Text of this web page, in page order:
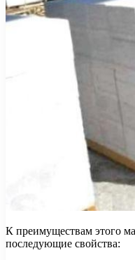
К преимуществам этого
последующие свойства: